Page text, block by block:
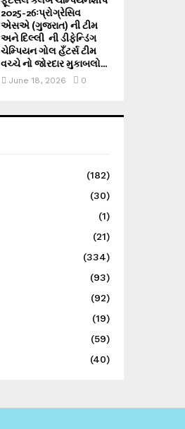
2025-26ઃપ્રોગ્રેસિવ
એસએ (ગુજરાત) ની ટીમ
અને દિલ્લી ની ડીફેન્ડિંગ
ચેમ્પિયન ગોલ હઁટર્સ ટીમ
વચ્ચે નો જોરદાર મુકાબલો...
June 18, 2026 0
(182)
(30)
(1)
(21)
(334)
(93)
(92)
(19)
(59)
(40)